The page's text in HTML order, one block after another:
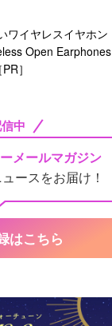
ワイヤレスイヤホン
Open Earphones
］
中
メールマガジン
ースをお届け！
はこちら